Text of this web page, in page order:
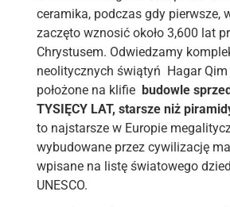
ceramika, podczas gdy pierwsze,
zaczęto wznosić około 3,600 lat
Chrystusem. Odwiedzamy
neolitycznych świątyń Hagar
położone na klifie budowle
TYSIĘCY LAT, starsze niż
to najstarsze w Europie
wybudowane przez cywilizację
wpisane na listę światowego
UNESCO.